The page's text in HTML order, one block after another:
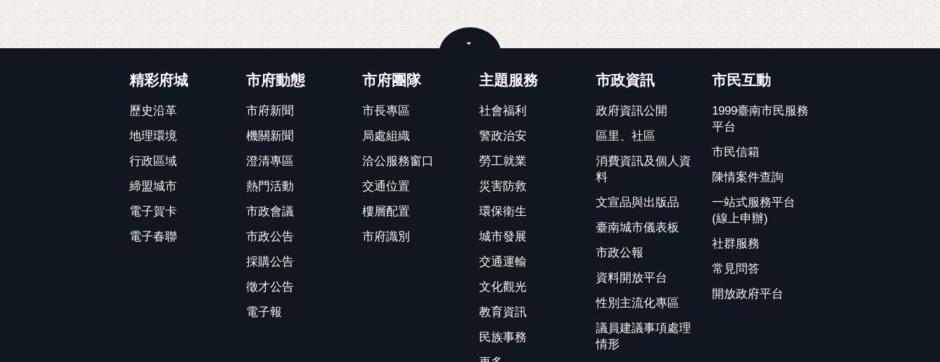
精彩府城
歷史沿革
地理環境
行政區域
締盟城市
電子賀卡
電子春聯
市府動態
市府新聞
機關新聞
澄清專區
熱門活動
市政會議
市政公告
採購公告
徵才公告
電子報
市府團隊
市長專區
局處組織
洽公服務窗口
交通位置
樓層配置
市府識別
主題服務
社會福利
警政治安
勞工就業
災害防救
環保衛生
城市發展
交通運輸
文化觀光
教育資訊
民族事務
市政資訊
政府資訊公開
區里、社區
消費資訊及個人資
料
文宣品與出版品
臺南城市儀表板
市政公報
資料開放平台
性別主流化專區
議員建議事項處理
情形
市民互動
1999臺南市民服務
平台
市民信箱
陳情案件查詢
一站式服務平台
(線上申辦)
社群服務
常見問答
開放政府平台